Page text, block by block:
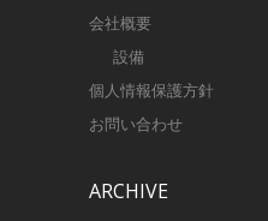
会社概要
設備
個人情報保護方針
お問い合わせ
ARCHIVE